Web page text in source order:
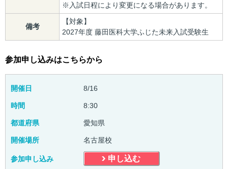
※入試日程により変更になる場合があります。
備考
【対象】
2027年度 藤田医科大学ふじた未来入試受験生
参加申し込みはこちらから
開催日 8/16
時間 8:30
都道府県 愛知県
開催場所 名古屋校
参加申し込み 申し込む